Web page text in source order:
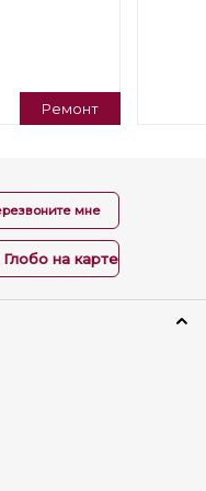
Ремонт
мне
на карте